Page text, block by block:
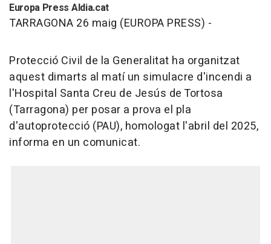
Europa Press Aldia.cat
TARRAGONA 26 maig (EUROPA PRESS) -
Protecció Civil de la Generalitat ha organitzat
aquest dimarts al matí un simulacre d'incendi a
l'Hospital Santa Creu de Jesús de Tortosa
(Tarragona) per posar a prova el pla
d'autoprotecció (PAU), homologat l'abril del 2025,
informa en un comunicat.